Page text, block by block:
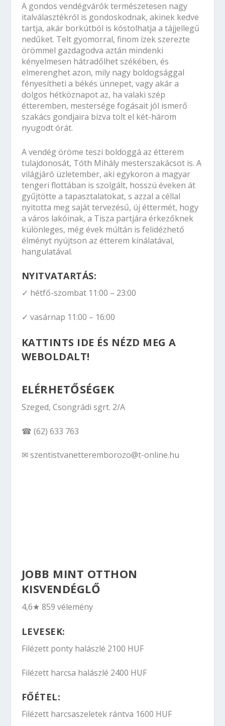
A gondos vendégvárók természetesen nagy
italválasztékról is gondoskodnak, akinek kedve
tartja, akár borkútból is kóstolhatja a tájjellegű
nedűket. Telt gyomorral, finom ízek szerezte
örömmel gazdagodva aztán mindenki
kényelmesen hátradőlhet székében, és
elmerenghet azon, mily nagy boldogsággal
fényesítheti a békés ünnepet, vagy akár a
dolgos hétköznapot az, ha valaki szép
étteremben, mestersége fogásait jól ismerő
szakács gondjaira bízva tölt el két-három
nyugodt órát.
A vendég öröme teszi boldoggá az étterem
tulajdonosát, Tóth Mihály mesterszakácsot is. A
világjáró üzletember, aki egykoron a magyar
tengeri flottában is szolgált, hosszú éveken át
gyűjtötte a tapasztalatokat, s azzal a céllal
nyitotta meg saját tervezésű, új éttermét, hogy
a város lakóinak, a Tisza partjára érkezőknek
különleges, még évek múltán is felidézhető
élményt nyújtson az étterem kínálatával,
hangulatával.
NYITVATARTÁS:
✓ hétfő-szombat 11:00 – 23:00
✓ vasárnap 11:00 – 16:00
KATTINTS IDE ÉS NÉZD MEG A
WEBOLDALT!
ELÉRHETŐSÉGEK
Szeged, Csongrádi sgrt. 2/A
☎ (62) 633 763
✉ szentistvanetteremborozo@t-online.hu
JOBB MINT OTTHON
KISVENDÉGLŐ
4,6★ 859 vélemény
LEVESEK:
Filézett ponty halászlé 2100 HUF
Filézett harcsa halászlé 2400 HUF
FŐÉTEL:
Filézett harcsaszeletek rántva 1600 HUF